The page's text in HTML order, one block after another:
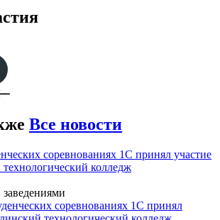
Все новости
соревнованиях 1С принял участие
колледж